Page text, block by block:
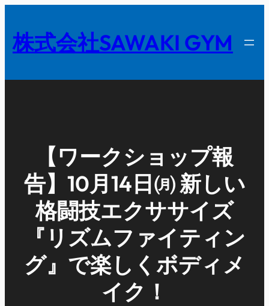
を
キ
株式会社SAWAKI GYM
【ワークショップ報
告】10月14日㈪ 新しい
格闘技エクササイズ
『リズムファイティン
グ』で楽しくボディメ
イク！